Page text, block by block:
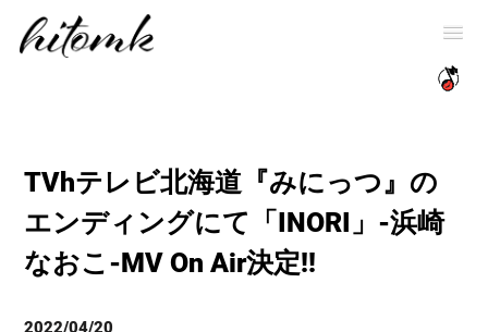
TVhテレビ北海道『みにっつ』の
エンディングにて「INORI」-浜崎
なおこ-MV On Air決定!!
2022/04/20